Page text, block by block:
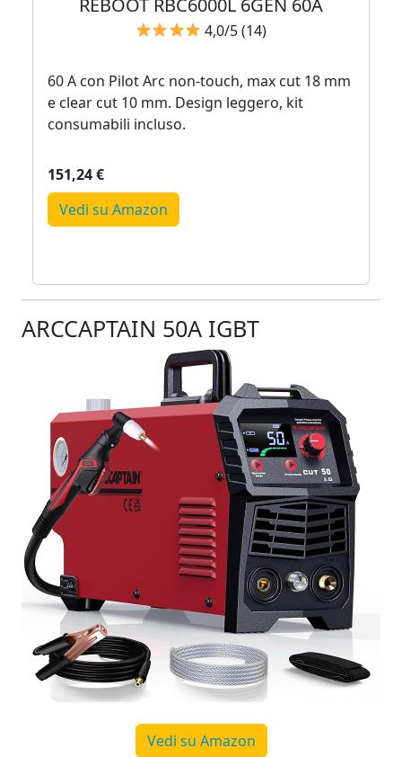
4,0/5 (14)
60 A con Pilot Arc non‑touch, max cut 18 mm
e clear cut 10 mm. Design leggero, kit
consumabili incluso.
151,24 €
Vedi su Amazon
ARCCAPTAIN 50A IGBT
Vedi su Amazon